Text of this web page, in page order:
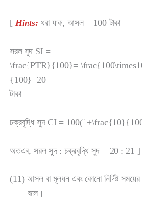
[ Hints: ধরা যাক, আসল = 100 টাকা
সরল সুদ SI =
\frac{PTR}{100}=
{100}=20
টাকা
চক্রবৃদ্ধি সুদ CI =
অতএব, সরল সুদ : চক্রবৃদ্ধি সুদ = 20 : 21 ]
(11) আসল বা মূলধন এবং কোনো নির্দিষ্ট সময়ের
____বলে।